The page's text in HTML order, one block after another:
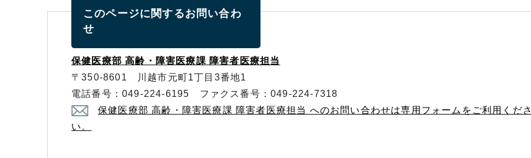
このページに関するお問い合わ
せ
保健医療部 高齢・障害医療課 障害者医療担当
〒350-8601 川越市元町1丁目3番地1
電話番号：049-224-6195 ファクス番号：049-224-7318
保健医療部 高齢・障害医療課 障害者医療担当 へのお問い合わせは専用フォームをご利用くださ
い。